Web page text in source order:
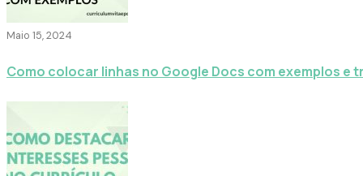
Maio 15, 2024
Como colocar linhas no Google Docs com exemplos e